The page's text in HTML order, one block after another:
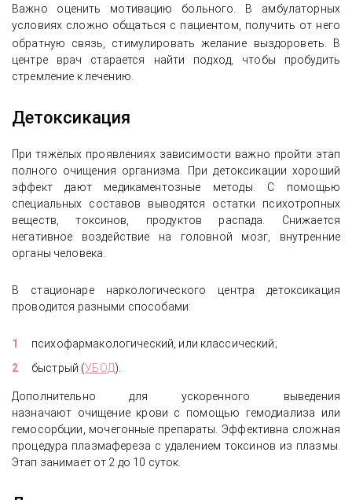
Важно оценить мотивацию больного. В амбулаторных
условиях сложно общаться с пациентом, получить от него
обратную связь, стимулировать желание
выздороветь. В
центре врач старается найти подход, чтобы пробудить
стремление к лечению.
Детоксикация
При тяжёлых проявлениях зависимости важно пройти этап
полного очищения организма. При детоксикации хороший
эффект дают медикаментозные методы. С помощью
специальных составов выводятся остатки психотропных
веществ, токсинов, продуктов распада. Снижается
негативное воздействие на головной мозг, внутренние
органы человека.
В стационаре наркологического центра детоксикация
проводится разными способами:
психофармакологический, или классический;
быстрый (УБОД).
Дополнительно для ускоренного выведения
назначают очищение крови с помощью гемодиализа или
гемосорбции, мочегонные препараты. Эффективна сложная
процедура плазмафереза с удалением токсинов из плазмы.
Этап занимает от 2 до 10 суток.